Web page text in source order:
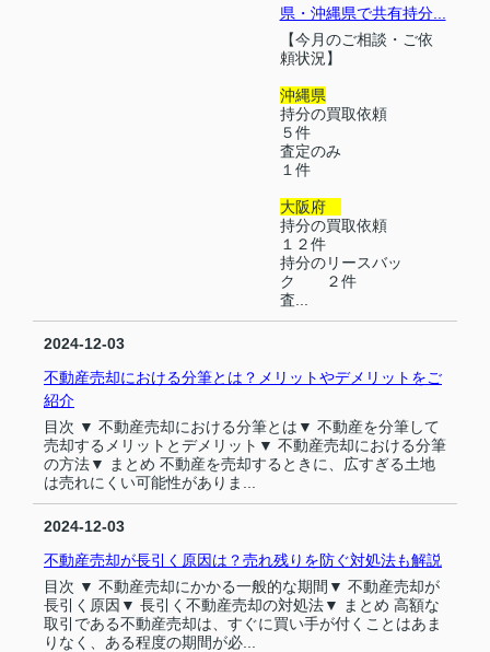
県・沖縄県で共有持分...
【今月のご相談・ご依
頼状況】
沖縄県
持分の買取依頼
５件
査定のみ
１件
大阪府
持分の買取依頼
１２件
持分のリースバッ
ク ２件
査...
2024-12-03
不動産売却における分筆とは？メリットやデメリットをご
紹介
目次 ▼ 不動産売却における分筆とは▼ 不動産を分筆して
売却するメリットとデメリット▼ 不動産売却における分筆
の方法▼ まとめ 不動産を売却するときに、広すぎる土地
は売れにくい可能性がありま...
2024-12-03
不動産売却が長引く原因は？売れ残りを防ぐ対処法も解説
目次 ▼ 不動産売却にかかる一般的な期間▼ 不動産売却が
長引く原因▼ 長引く不動産売却の対処法▼ まとめ 高額な
取引である不動産売却は、すぐに買い手が付くことはあま
りなく、ある程度の期間が必...